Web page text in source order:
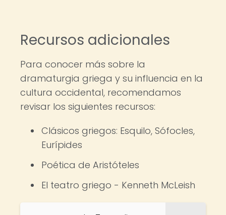
Recursos adicionales
Para conocer más sobre la
dramaturgia griega y su influencia en la
cultura occidental, recomendamos
revisar los siguientes recursos:
Clásicos griegos: Esquilo, Sófocles,
Eurípides
Poética de Aristóteles
El teatro griego - Kenneth McLeish